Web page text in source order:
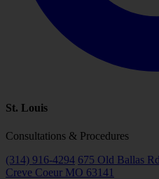
St. Louis
Consultations & Procedures
(314) 916-4294 675 Old Ballas
Creve Coeur MO 63141